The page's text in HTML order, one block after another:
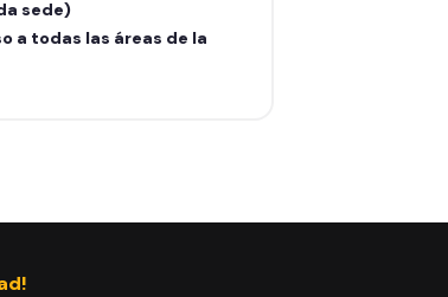
sede)
a todas las áreas de la